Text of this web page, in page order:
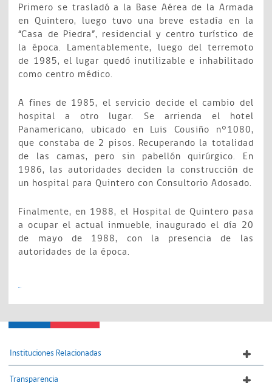
Primero se trasladó a la Base Aérea de la Armada
en Quintero, luego tuvo una breve estadía en la
“Casa de Piedra”, residencial y centro turístico de
la época. Lamentablemente, luego del terremoto
de 1985, el lugar quedó inutilizable e inhabilitado
como centro médico.
A fines de 1985, el servicio decide el cambio del
hospital a otro lugar. Se arrienda el hotel
Panamericano, ubicado en Luis Cousiño n°1080,
que constaba de 2 pisos. Recuperando la totalidad
de las camas, pero sin pabellón quirúrgico. En
1986, las autoridades deciden la construcción de
un hospital para Quintero con Consultorio Adosado.
Finalmente, en 1988, el Hospital de Quintero pasa
a ocupar el actual inmueble, inaugurado el día 20
de mayo de 1988, con la presencia de las
autoridades de la época.
Instituciones Relacionadas
Transparencia